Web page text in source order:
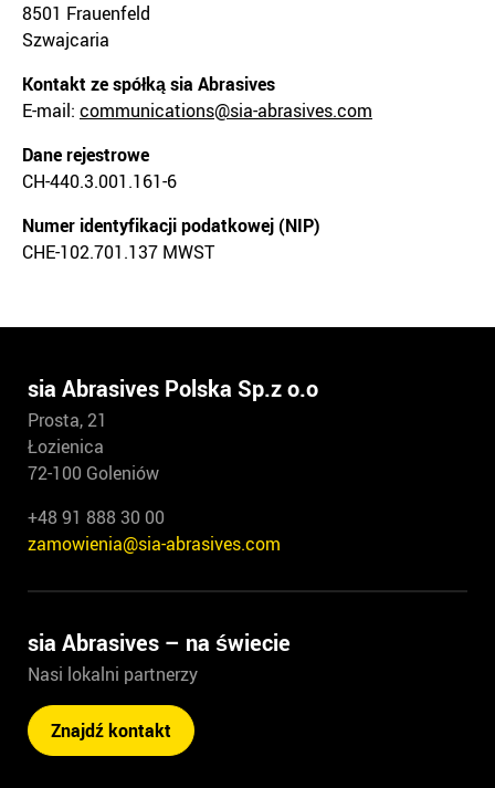
8501 Frauenfeld
Szwajcaria
Kontakt ze spółką sia Abrasives
E-mail: communications@sia-abrasives.com
Dane rejestrowe
CH-440.3.001.161-6
Numer identyfikacji podatkowej (NIP)
CHE-102.701.137 MWST
sia Abrasives Polska Sp.z o.o
Prosta, 21
Łozienica
72-100 Goleniów
+48 91 888 30 00
zamowienia@sia-abrasives.com
sia Abrasives – na świecie
Nasi lokalni partnerzy
Znajdź kontakt